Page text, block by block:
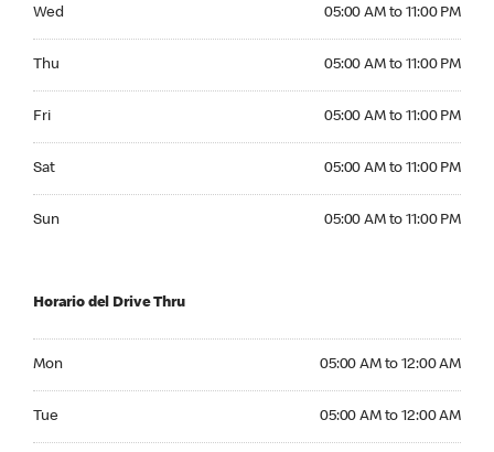
Wed 05:00 AM to 11:00 PM
Thu 05:00 AM to 11:00 PM
Fri 05:00 AM to 11:00 PM
Sat 05:00 AM to 11:00 PM
Sun 05:00 AM to 11:00 PM
Horario del Drive Thru
Mon 05:00 AM to 12:00 AM
Tue 05:00 AM to 12:00 AM